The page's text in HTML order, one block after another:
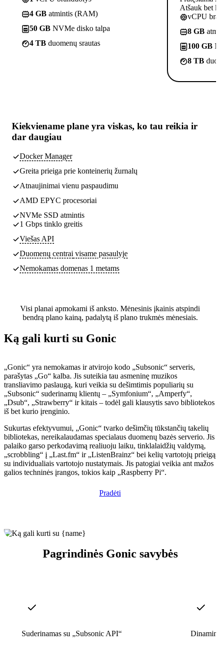
4 GB atmintis (RAM)
50 GB NVMe disko talpa
4 TB duomenų srautas
Atšauk bet
vCPU
8 GB
100 GB
8 TB
Kiekviename plane yra viskas, ko tau reikia ir
dar daugiau
Docker Manager
Greita prieiga prie konteinerių žurnalų
Atnaujinimai vienu paspaudimu
AMD EPYC procesoriai
NVMe SSD atmintis
1 Gbps tinklo greitis
Viešas API
Duomenų centrai visame pasaulyje
Nemokamas domenas 1 metams
Visi planai apmokami iš anksto. Mėnesinis įkainis atspindi
bendrą plano kainą, padalytą iš plano trukmės mėnesiais.
Ką gali kurti su Gonic
„Gonic“ yra nemokamas ir atvirojo kodo „Subsonic“ serveris,
parašytas „Go“ kalba. Jis suteikia tau asmeninę muzikos
transliavimo paslaugą, kuri veikia su dešimtimis populiarių su
„Subsonic“ suderinamų klientų – „Symfonium“, „Amperfy“,
„Dsub“, „Strawberry“ ir kitais – todėl gali klausytis savo bibliotekos
iš bet kurio įrenginio.
Sukurtas efektyvumui, „Gonic“ tvarko dešimčių tūkstančių takelių
bibliotekas, nereikalaudamas specialaus duomenų bazės serverio. Jis
palaiko garso perkodavimą realiuoju laiku, tinklalaidžių valdymą,
„scrobbling“ į „Last.fm“ ir „ListenBrainz“ bei kelių vartotojų prieigą
su individualiais vartotojo nustatymais. Jis patogiai veikia ant mažos
galios techninės įrangos, tokios kaip „Raspberry Pi“.
Pradėti
Pagrindinės Gonic savybės
Suderinamas su „Subsonic API“